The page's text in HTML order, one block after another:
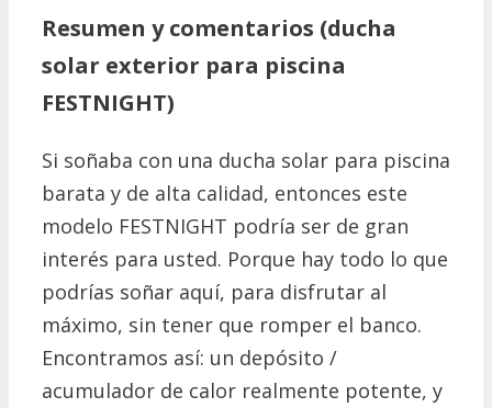
Resumen y comentarios (ducha
solar exterior para piscina
FESTNIGHT)
Si soñaba con una ducha solar para piscina
barata y de alta calidad, entonces este
modelo FESTNIGHT podría ser de gran
interés para usted. Porque hay todo lo que
podrías soñar aquí, para disfrutar al
máximo, sin tener que romper el banco.
Encontramos así: un depósito /
acumulador de calor realmente potente, y